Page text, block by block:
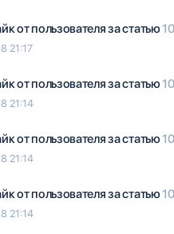
от пользователяза статью
21:17
от пользователяза статью
21:14
от пользователяза статью
21:14
от пользователяза статью
21:14